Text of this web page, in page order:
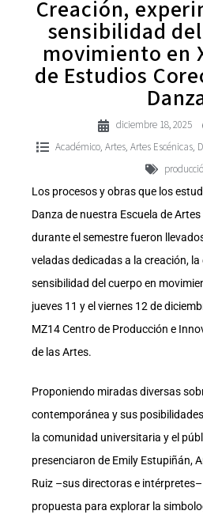
Creación,
sensibilidad
movimiento en
de Estudios
diciembre 18, 2025
Académico, Artes, Artes Escénicas,
Los procesos y obras que los
Danza de nuestra Escuela de
durante el semestre fueron
veladas dedicadas a la creación,
sensibilidad del cuerpo en
jueves 11 y el viernes 12 de
MZ14 Centro de Producción e
de las Artes.
Proponiendo miradas diversas
contemporánea y sus
la comunidad universitaria y el
presenciaron de Emily Estupiñán,
Ruiz –sus directoras e intérpretes–
propuesta para explorar la